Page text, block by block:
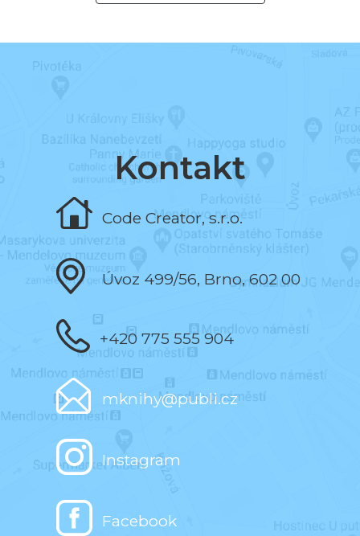
Překročila jsem 1 000 knih v systému
listopad 2019
Vytvořila jsem aplikace pro počítače.
červen 2019
Dostala jsem medaili ke 100 výročí MUNI.
červen 2017
Kontakt
Code Creator, s.r.o.
Úvoz 499/56, Brno, 602 00
+420 775 555 904
mknihy@publi.cz
Instagram
Facebook